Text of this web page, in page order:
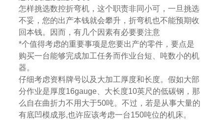
怎样挑选数控折弯机，这个职责非同小可，一旦挑选
不妥，您的出产本钱就会攀升，折弯机也不能预期收
回本钱。因而，有几个因素有必要要注意
*个值得考虑的重要事项是您要出产的零件，要点是
购买一台能够完成加工任务而作业台短、吨数小的机
器。
仔细考虑资料牌号以及大加工厚度和长度。假如大部
分作业是厚度16gauge、大长度10英尺的低碳钢，那
么自在曲折力不用大于50吨。不过，若是从事大量的
有底凹模成形,也许应该考虑一台150吨位的机床。